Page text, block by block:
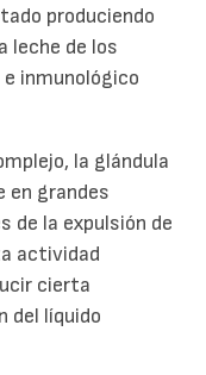
produciendo
leche de los
inmunológico
la glándula
en grandes
de la expulsión de
actividad
cierta
del líquido